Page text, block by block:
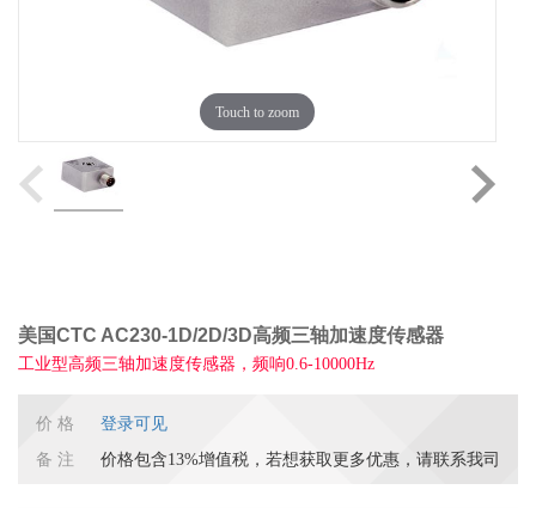
Touch to zoom
美国CTC AC230-1D/2D/3D高频三轴加速度传感器
工业型高频三轴加速度传感器，频响0.6-10000Hz
价 格
登录可见
备 注
价格包含13%增值税，若想获取更多优惠，请联系我司